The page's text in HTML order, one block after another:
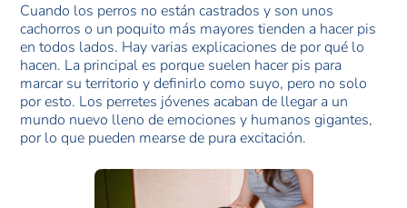
Cuando los perros no están castrados y son unos
cachorros o un poquito más mayores tienden a hacer pis
en todos lados. Hay varias explicaciones de por qué lo
hacen. La principal es porque suelen hacer pis para
marcar su territorio y definirlo como suyo, pero no solo
por esto. Los perretes jóvenes acaban de llegar a un
mundo nuevo lleno de emociones y humanos gigantes,
por lo que pueden mearse de pura excitación.